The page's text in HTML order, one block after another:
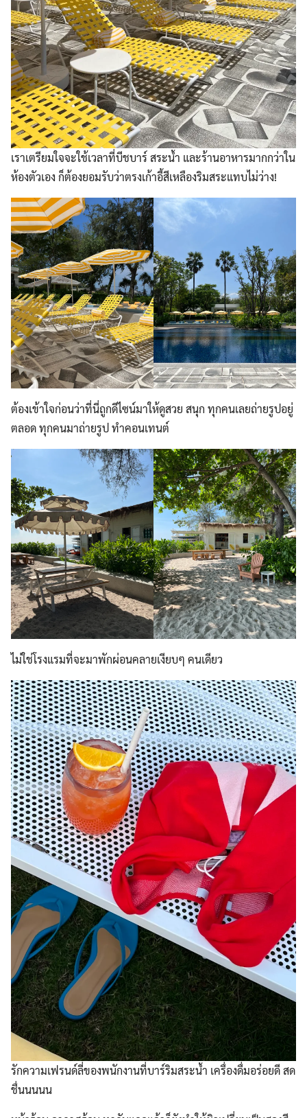
เราเตรียมใจจะใช้เวลาที่บีชบาร์ สระน้ำ และร้านอาหารมากกว่าใน
ห้องตัวเอง ก็ต้องยอมรับว่าตรงเก้าอี้สีเหลืองริมสระแทบไม่ว่าง!
ต้องเข้าใจก่อนว่าที่นี่ถูกดีไซน์มาให้ดูสวย สนุก ทุกคนเลยถ่ายรูปอยู่
ตลอด ทุกคนมาถ่ายรูป ทำคอนเทนต์
ไม่ใช่โรงแรมที่จะมาพักผ่อนคลายเงียบๆ คนเดียว
รักความเฟรนด์ลี่ของพนักงานที่บาร์ริมสระน้ำ เครื่องดื่มอร่อยดี สด
ชื่นนนนน